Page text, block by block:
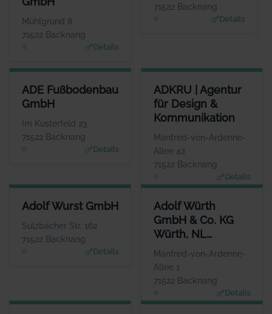
Mühlgrund 8
71522 Backnang
Details
www.trostel.eu
71522 Backnang
Details
www.accente-mode.co
m
ADE Fußbodenbau
GmbH
Im Kusterfeld 23
71522 Backnang
Details
ADE FUSSBODENBAU GMBH
www.adegmbh.de
ADKRU | Agentur
für Design &
Kommunikation
Manfred-von-Ardenne-
Allee 42
71522 Backnang
Details
ADKRU | AGENTUR FÜR
Adolf Wurst GmbH
Sulzbacher Str. 162
71522 Backnang
Details
ADOLF WURST GMBH
Herr Mario Bay
www.badforumbacknan
g.de
Adolf Würth
GmbH & Co. KG
Würth, NL
Backnang
Manfred-von-Ardenne-
Allee 1
71522 Backnang
Details
ADOLF WÜRTH GMBH & CO.